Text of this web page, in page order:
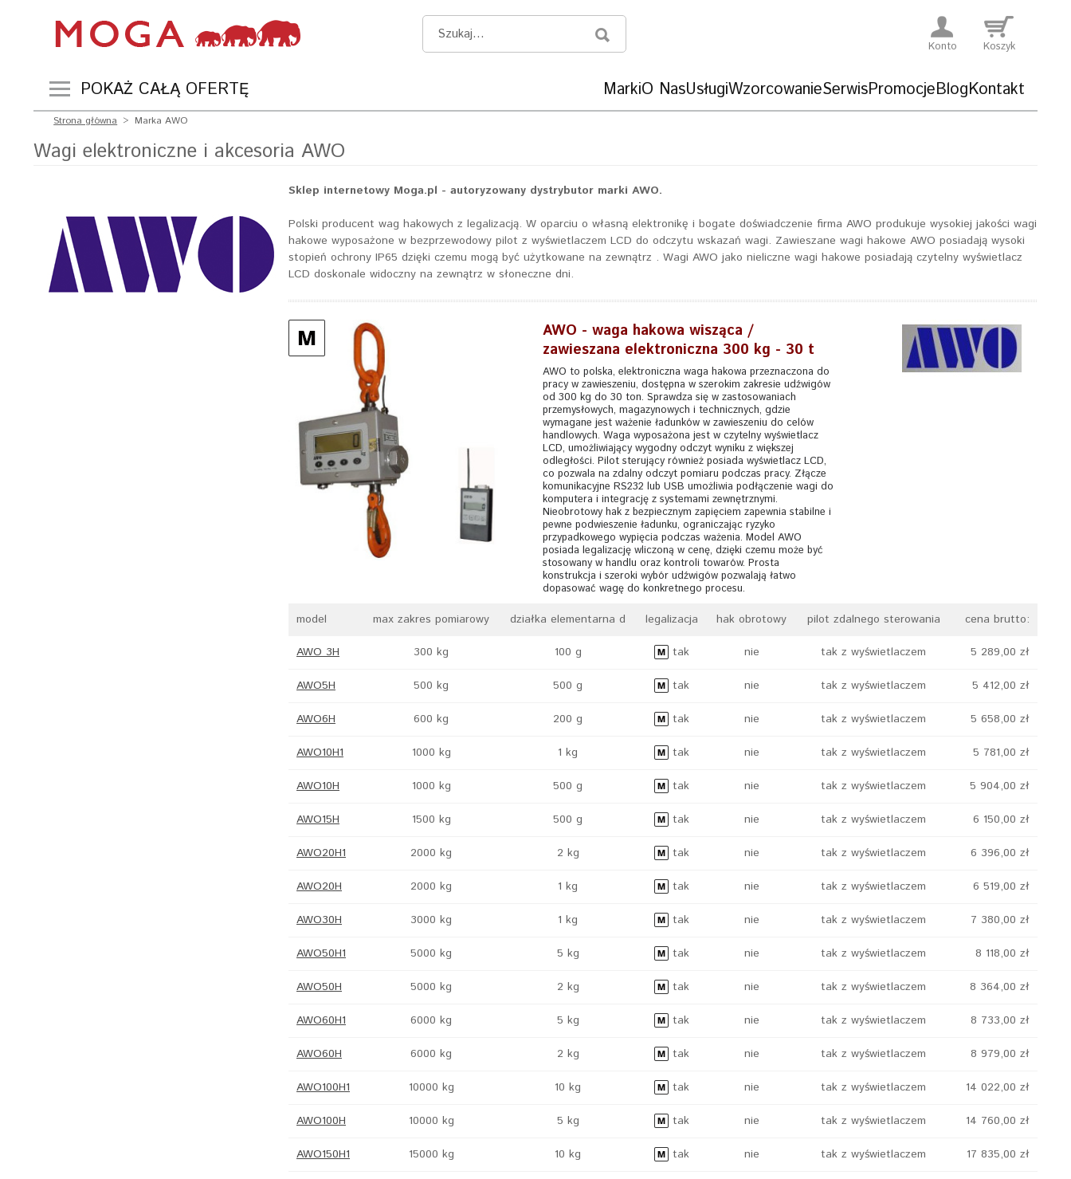
Konto Koszyk
POKAŻ CAŁĄ OFERTĘ MarkiO NasUsługiWzorcowanieSerwisPromocjeBlogKontakt
Strona główna > Marka AWO
Wagi elektroniczne i akcesoria AWO
Sklep internetowy Moga.pl - autoryzowany dystrybutor marki AWO.
Polski producent wag hakowych z legalizacją. W oparciu o własną elektronikę i bogate doświadczenie firma AWO produkuje wysokiej jakości wagi
hakowe wyposażone w bezprzewodowy pilot z wyświetlaczem LCD do odczytu wskazań wagi. Zawieszane wagi hakowe AWO posiadają wysoki
stopień ochrony IP65 dzięki czemu mogą być użytkowane na zewnątrz . Wagi AWO jako nieliczne wagi hakowe posiadają czytelny wyświetlacz
LCD doskonale widoczny na zewnątrz w słoneczne dni.
AWO - waga hakowa wisząca /
zawieszana elektroniczna 300 kg - 30 t
AWO to polska, elektroniczna waga hakowa przeznaczona do
pracy w zawieszeniu, dostępna w szerokim zakresie udźwigów
od 300 kg do 30 ton. Sprawdza się w zastosowaniach
przemysłowych, magazynowych i technicznych, gdzie
wymagane jest ważenie ładunków w zawieszeniu do celów
handlowych. Waga wyposażona jest w czytelny wyświetlacz
LCD, umożliwiający wygodny odczyt wyniku z większej
odległości. Pilot sterujący również posiada wyświetlacz LCD,
co pozwala na zdalny odczyt pomiaru podczas pracy. Złącze
komunikacyjne RS232 lub USB umożliwia podłączenie wagi do
komputera i integrację z systemami zewnętrznymi.
Nieobrotowy hak z bezpiecznym zapięciem zapewnia stabilne i
pewne podwieszenie ładunku, ograniczając ryzyko
przypadkowego wypięcia podczas ważenia. Model AWO
posiada legalizację wliczoną w cenę, dzięki czemu może być
stosowany w handlu oraz kontroli towarów. Prosta
konstrukcja i szeroki wybór udźwigów pozwalają łatwo
dopasować wagę do konkretnego procesu.
model max zakres pomiarowy działka elementarna d legalizacja hak obrotowy pilot zdalnego sterowania cena brutto:
AWO 3H 300 kg 100 g tak nie tak z wyświetlaczem 5 289,00 zł
AWO5H 500 kg 500 g tak nie tak z wyświetlaczem 5 412,00 zł
AWO6H 600 kg 200 g tak nie tak z wyświetlaczem 5 658,00 zł
AWO10H1 1000 kg 1 kg tak nie tak z wyświetlaczem 5 781,00 zł
AWO10H 1000 kg 500 g tak nie tak z wyświetlaczem 5 904,00 zł
AWO15H 1500 kg 500 g tak nie tak z wyświetlaczem 6 150,00 zł
AWO20H1 2000 kg 2 kg tak nie tak z wyświetlaczem 6 396,00 zł
AWO20H 2000 kg 1 kg tak nie tak z wyświetlaczem 6 519,00 zł
AWO30H 3000 kg 1 kg tak nie tak z wyświetlaczem 7 380,00 zł
AWO50H1 5000 kg 5 kg tak nie tak z wyświetlaczem 8 118,00 zł
AWO50H 5000 kg 2 kg tak nie tak z wyświetlaczem 8 364,00 zł
AWO60H1 6000 kg 5 kg tak nie tak z wyświetlaczem 8 733,00 zł
AWO60H 6000 kg 2 kg tak nie tak z wyświetlaczem 8 979,00 zł
AWO100H1 10000 kg 10 kg tak nie tak z wyświetlaczem 14 022,00 zł
AWO100H 10000 kg 5 kg tak nie tak z wyświetlaczem 14 760,00 zł
AWO150H1 15000 kg 10 kg tak nie tak z wyświetlaczem 17 835,00 zł